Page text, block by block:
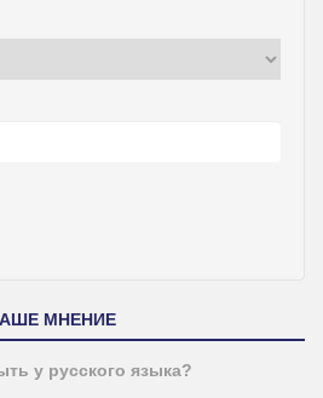
МНЕНИЕ
у русского языка?